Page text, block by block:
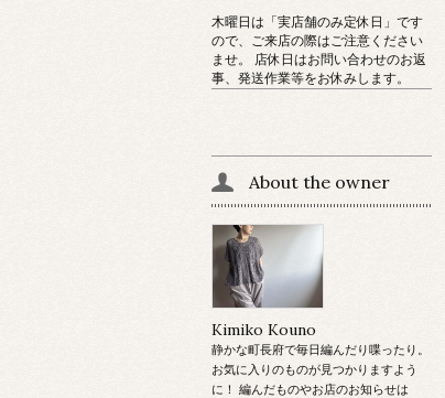
木曜日は「実店舗のみ定休日」です
ので、ご来店の際はご注意ください
ませ。 店休日はお問い合わせのお返
事、発送作業等をお休みします。
About the owner
Kimiko Kouno
静かな町長府で毎日編んだり喋ったり。
お気に入りのものが見つかりますよう
に！ 編んだものやお店のお知らせは